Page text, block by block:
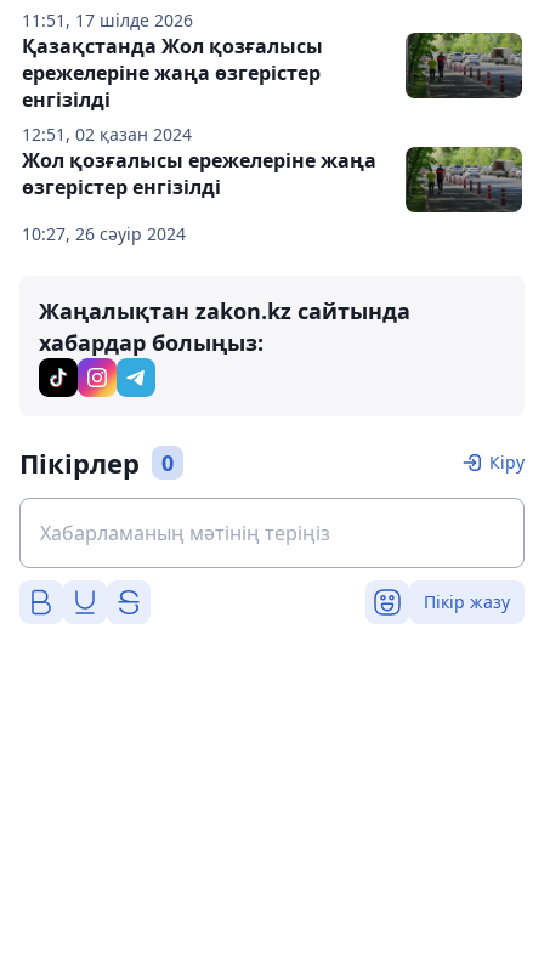
11:51, 17 шілде 2026
12:51, 02 қазан 2024
Қазақстанда Жол қозғалысы
ережелеріне жаңа өзгерістер
енгізілді
10:27, 26 сәуір 2024
Жол қозғалысы ережелеріне жаңа
өзгерістер енгізілді
Жаңалықтан zakon.kz сайтында
хабардар болыңыз:
Пікірлер 0 Кіру
Пікір жазу